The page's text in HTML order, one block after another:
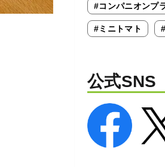
#コンパニオンプ
#ミニトマト
公式SNS